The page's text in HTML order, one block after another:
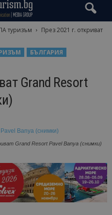
туризъм
През 2021 г. откриват
БЪЛГАРИЯ
Grand Resort
Grand Resort Pavel Banya (снимки)